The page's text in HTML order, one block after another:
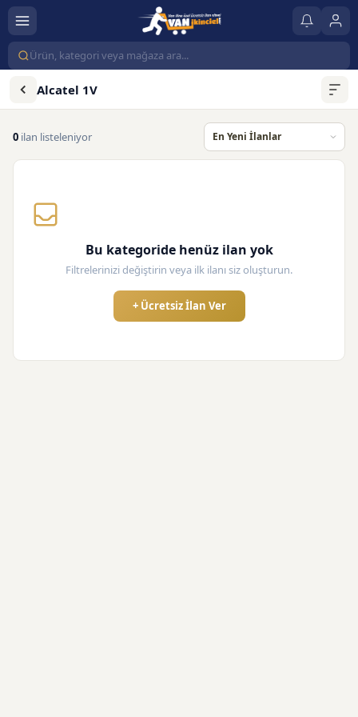
Alcatel 1V
0 ilan listeleniyor
Bu kategoride henüz ilan yok
Filtrelerinizi değiştirin veya ilk ilanı siz oluşturun.
+ Ücretsiz İlan Ver